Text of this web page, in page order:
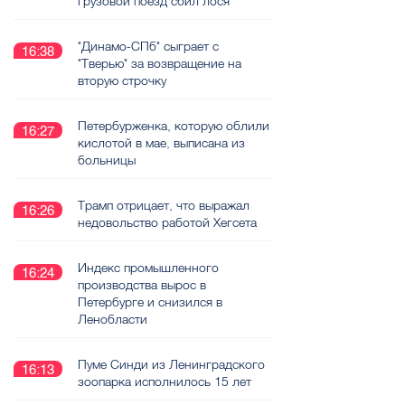
16:38
"Динамо-СПб" сыграет с
"Тверью" за возвращение на
вторую строчку
16:27
Петербурженка, которую облили
кислотой в мае, выписана из
больницы
16:26
Трамп отрицает, что выражал
недовольство работой Хегсета
16:24
Индекс промышленного
производства вырос в
Петербурге и снизился в
Ленобласти
16:13
Пуме Синди из Ленинградского
зоопарка исполнилось 15 лет